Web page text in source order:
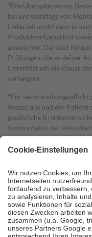
3Die Übergabe deiner
bei uns werktags von
Lieferzeitpunkt kann je
Produktverfügbarkeit
abweichen. Darüber
Prüfungen, die zu deiner
Lieferfrist um die Dauer
verlängern.
4Für
Rezept aus und der
gesetzliche
Kosten dafür, der
mit.
Grundsätzlich leisten
höchstens zehn Euro.
Es
Kosten der Leistung zu
Diese Regeln gelten
Bei Heilmitteln und
Zuzahlung zehn Prozent
Verordnung.
Um das Engagement der